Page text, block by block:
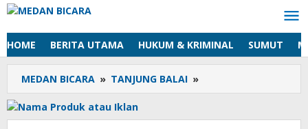
Lewati
konten
HOME BERITA UTAMA HUKUM & KRIMINAL SUMUT
MEDAN BICARA » TANJUNG BALAI »
Tanjungbalai
Wisuda